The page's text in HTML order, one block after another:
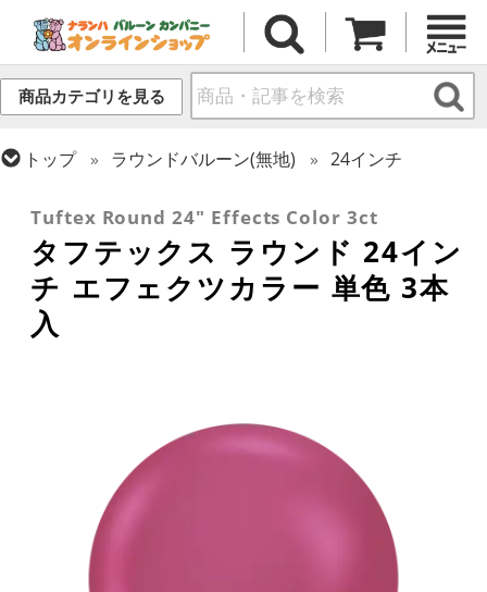
商品カテゴリを見る
トップ ラウンドバルーン(無地)
24インチ
Tuftex Round 24" Effects Color 3ct
タフテックス ラウンド 24イン
チ エフェクツカラー 単色 3本
入